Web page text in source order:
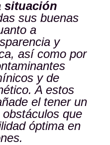
situación
sus buenas
a
y
así como por
y de
A estos
el tener un
que
óptima en